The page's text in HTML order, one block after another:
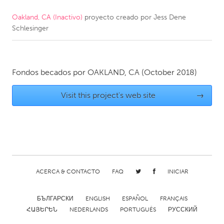
CANADA
Newmarket
Ottawa
South Shore
Toronto
Oakland, CA (Inactivo) proyecto creado por Jess Dene
Schlesinger
Fondos becados por OAKLAND, CA (October 2018)
Visit this project's web site →
ACERCA & CONTACTO FAQ INICIAR
БЪЛГАРСКИ ENGLISH ESPAÑOL
FRANÇAIS
ՀԱՅԵՐԵՆ
NEDERLANDS PORTUGUÊS РУССКИЙ